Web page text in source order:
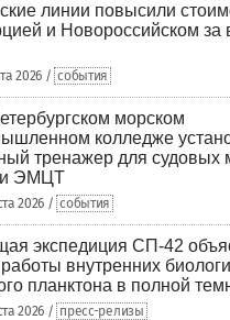
линии повысили
и Новороссийском за
2026 / события
морском
колледже
тренажер для судовых
ЭМЦТ
2026 / события
экспедиция СП-42
внутренних
планктона в полной
2026 / пресс-релизы